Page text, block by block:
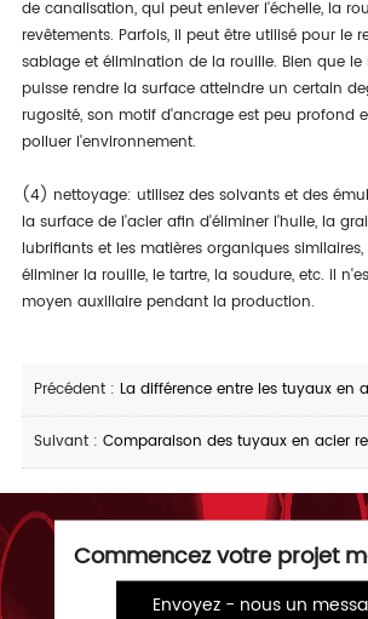
de canalisation, qui peut enlever l'échelle, la
revêtements. Parfois, il peut être utilisé pour le
sablage et élimination de la rouille. Bien que
puisse rendre la surface atteindre un certain
rugosité, son motif d'ancrage est peu profond
polluer l'environnement.
(4) nettoyage: utilisez des solvants et des
la surface de l'acier afin d'éliminer l'huile, la
lubrifiants et les matières organiques
éliminer la rouille, le tartre, la soudure, etc. il
moyen auxiliaire pendant la production.
Précédent : La différence entre les tuyaux en acier revêtus de plastique et les
Suivant : Comparaison des tuyaux en acier revêtus de plastique et des
Commencez votre projet
Envoyez - nous un